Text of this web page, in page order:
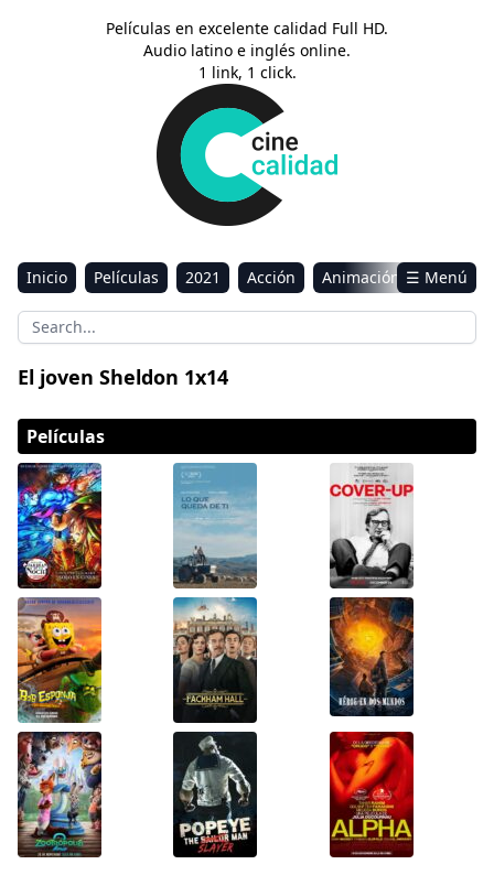
Películas en excelente calidad Full HD.
Audio latino e inglés online.
1 link, 1 click.
Inicio Películas 2021 Acción
Animación
Aventura
Ciencia ficción Comedia
Drama
Sci-Fi & Fantasy
☰ Menú
El joven Sheldon 1x14
Películas